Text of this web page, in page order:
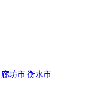
廊坊市 衡水市